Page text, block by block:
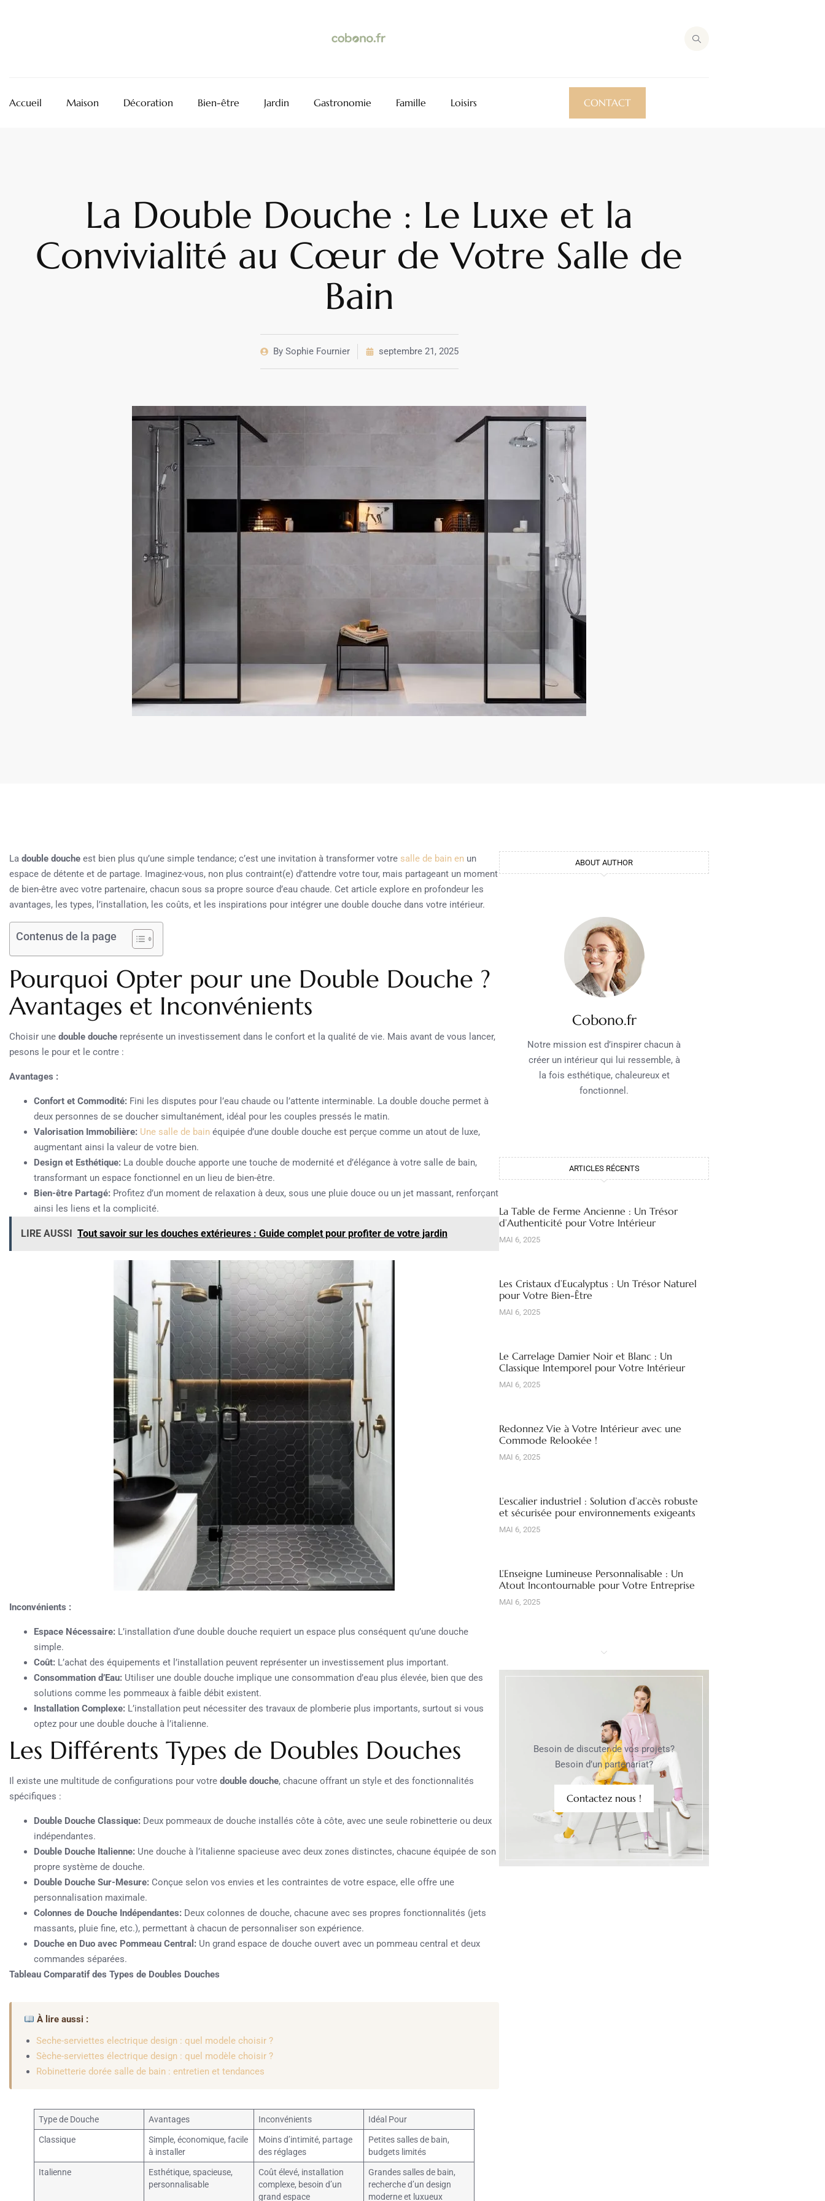
Accueil Maison Décoration Bien-être Jardin Gastronomie Famille Loisirs CONTACT
La Double Douche : Le Luxe et la
Convivialité au Cœur de Votre Salle de
Bain
BySophie Fournier septembre 21, 2025
La double douche est bien plus qu’une simple tendance; c’est une invitation à transformer votre salle de bain en un
espace de détente et de partage. Imaginez-vous, non plus contraint(e) d’attendre votre tour, mais partageant un moment
de bien-être avec votre partenaire, chacun sous sa propre source d’eau chaude. Cet article explore en profondeur les
avantages, les types, l’installation, les coûts, et les inspirations pour intégrer une double douche dans votre intérieur.
Contenus de la page
Pourquoi Opter pour une Double Douche ?
Avantages et Inconvénients
Choisir une double douche représente un investissement dans le confort et la qualité de vie. Mais avant de vous lancer,
pesons le pour et le contre :
Avantages :
Confort et Commodité: Fini les disputes pour l’eau chaude ou l’attente interminable. La double douche permet à
deux personnes de se doucher simultanément, idéal pour les couples pressés le matin.
Valorisation Immobilière: Une salle de bain équipée d’une double douche est perçue comme un atout de luxe,
augmentant ainsi la valeur de votre bien.
Design et Esthétique: La double douche apporte une touche de modernité et d’élégance à votre salle de bain,
transformant un espace fonctionnel en un lieu de bien-être.
Bien-être Partagé: Profitez d’un moment de relaxation à deux, sous une pluie douce ou un jet massant, renforçant
ainsi les liens et la complicité.
LIRE AUSSI Tout savoir sur les douches extérieures : Guide complet pour profiter de votre jardin
Inconvénients :
Espace Nécessaire: L’installation d’une double douche requiert un espace plus conséquent qu’une douche
simple.
Coût: L’achat des équipements et l’installation peuvent représenter un investissement plus important.
Consommation d’Eau: Utiliser une double douche implique une consommation d’eau plus élevée, bien que des
solutions comme les pommeaux à faible débit existent.
Installation Complexe: L’installation peut nécessiter des travaux de plomberie plus importants, surtout si vous
optez pour une double douche à l’italienne.
Les Différents Types de Doubles Douches
Il existe une multitude de configurations pour votre double douche, chacune offrant un style et des fonctionnalités
spécifiques :
Double Douche Classique: Deux pommeaux de douche installés côte à côte, avec une seule robinetterie ou deux
indépendantes.
Double Douche Italienne: Une douche à l’italienne spacieuse avec deux zones distinctes, chacune équipée de son
propre système de douche.
Double Douche Sur-Mesure: Conçue selon vos envies et les contraintes de votre espace, elle offre une
personnalisation maximale.
Colonnes de Douche Indépendantes: Deux colonnes de douche, chacune avec ses propres fonctionnalités (jets
massants, pluie fine, etc.), permettant à chacun de personnaliser son expérience.
Douche en Duo avec Pommeau Central: Un grand espace de douche ouvert avec un pommeau central et deux
commandes séparées.
Tableau Comparatif des Types de Doubles Douches
À lire aussi :
Seche-serviettes electrique design : quel modele choisir ?
Sèche-serviettes électrique design : quel modèle choisir ?
Robinetterie dorée salle de bain : entretien et tendances
Type de Douche Avantages Inconvénients Idéal Pour
Classique
Simple, économique, facile
à installer
Moins d’intimité, partage
des réglages
Petites salles de bain,
budgets limités
Italienne
Esthétique, spacieuse,
personnalisable
Coût élevé, installation
complexe, besoin d’un
grand espace
Grandes salles de bain,
recherche d’un design
moderne et luxueux
ABOUT AUTHOR
Cobono.fr
Notre mission est d’inspirer chacun à
créer un intérieur qui lui ressemble, à
la fois esthétique, chaleureux et
fonctionnel.
ARTICLES RÉCENTS
La Table de Ferme Ancienne : Un Trésor
d’Authenticité pour Votre Intérieur
MAI 6, 2025
Les Cristaux d’Eucalyptus : Un Trésor Naturel
pour Votre Bien-Être
MAI 6, 2025
Le Carrelage Damier Noir et Blanc : Un
Classique Intemporel pour Votre Intérieur
MAI 6, 2025
Redonnez Vie à Votre Intérieur avec une
Commode Relookée !
MAI 6, 2025
L’escalier industriel : Solution d’accès robuste
et sécurisée pour environnements exigeants
MAI 6, 2025
L’Enseigne Lumineuse Personnalisable : Un
Atout Incontournable pour Votre Entreprise
MAI 6, 2025
Besoin de discuter de vos projets?
Besoin d’un partenariat?
Contactez nous !